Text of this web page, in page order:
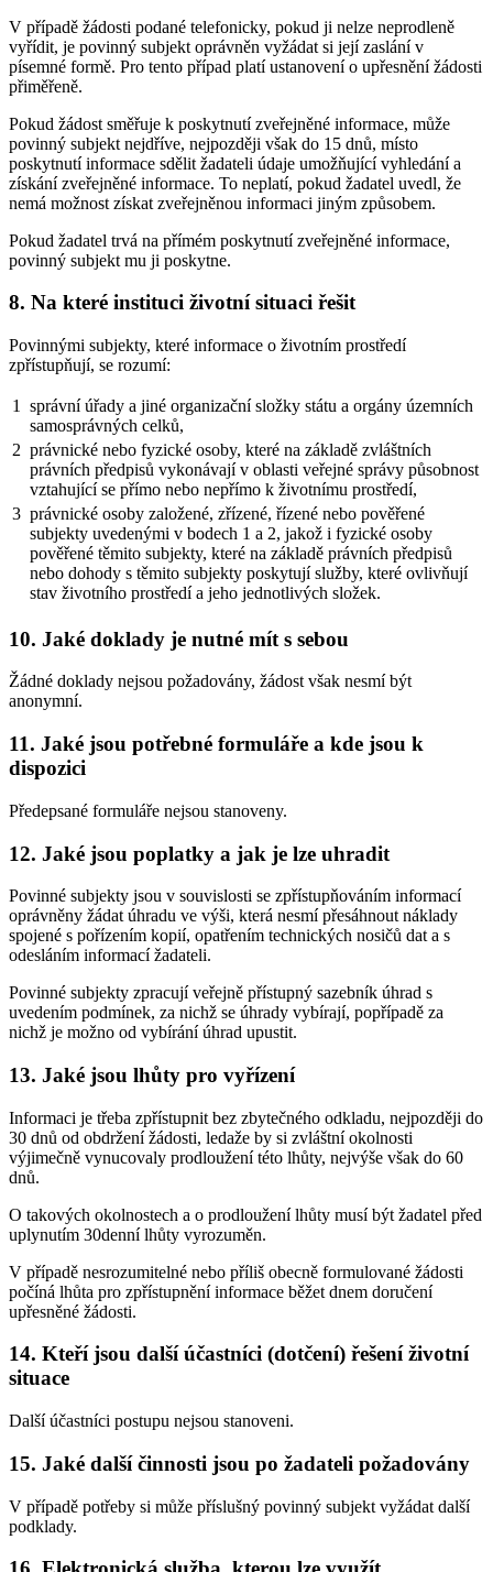
V případě žádosti podané telefonicky, pokud ji nelze neprodleně
vyřídit, je povinný subjekt oprávněn vyžádat si její zaslání v
písemné formě. Pro tento případ platí ustanovení o upřesnění žádosti
přiměřeně.
Pokud žádost směřuje k poskytnutí zveřejněné informace, může
povinný subjekt nejdříve, nejpozději však do 15 dnů, místo
poskytnutí informace sdělit žadateli údaje umožňující vyhledání a
získání zveřejněné informace. To neplatí, pokud žadatel uvedl, že
nemá možnost získat zveřejněnou informaci jiným způsobem.
Pokud žadatel trvá na přímém poskytnutí zveřejněné informace,
povinný subjekt mu ji poskytne.
8. Na které instituci životní situaci řešit
Povinnými subjekty, které informace o životním prostředí
zpřístupňují, se rozumí:
1
správní úřady a jiné organizační složky státu a orgány územních
samosprávných celků,
2 právnické nebo fyzické osoby, které na základě zvláštních
právních předpisů vykonávají v oblasti veřejné správy působnost
vztahující se přímo nebo nepřímo k životnímu prostředí,
3 právnické osoby založené, zřízené, řízené nebo pověřené
subjekty uvedenými v bodech 1 a 2, jakož i fyzické osoby
pověřené těmito subjekty, které na základě právních předpisů
nebo dohody s těmito subjekty poskytují služby, které ovlivňují
stav životního prostředí a jeho jednotlivých složek.
10. Jaké doklady je nutné mít s sebou
Žádné doklady nejsou požadovány, žádost však nesmí být
anonymní.
11. Jaké jsou potřebné formuláře a kde jsou k
dispozici
Předepsané formuláře nejsou stanoveny.
12. Jaké jsou poplatky a jak je lze uhradit
Povinné subjekty jsou v souvislosti se zpřístupňováním informací
oprávněny žádat úhradu ve výši, která nesmí přesáhnout náklady
spojené s pořízením kopií, opatřením technických nosičů dat a s
odesláním informací žadateli.
Povinné subjekty zpracují veřejně přístupný sazebník úhrad s
uvedením podmínek, za nichž se úhrady vybírají, popřípadě za
nichž je možno od vybírání úhrad upustit.
13. Jaké jsou lhůty pro vyřízení
Informaci je třeba zpřístupnit bez zbytečného odkladu, nejpozději do
30 dnů od obdržení žádosti, ledaže by si zvláštní okolnosti
výjimečně vynucovaly prodloužení této lhůty, nejvýše však do 60
dnů.
O takových okolnostech a o prodloužení lhůty musí být žadatel před
uplynutím 30denní lhůty vyrozuměn.
V případě nesrozumitelné nebo příliš obecně formulované žádosti
počíná lhůta pro zpřístupnění informace běžet dnem doručení
upřesněné žádosti.
14. Kteří jsou další účastníci (dotčení) řešení životní
situace
Další účastníci postupu nejsou stanoveni.
15. Jaké další činnosti jsou po žadateli požadovány
V případě potřeby si může příslušný povinný subjekt vyžádat další
podklady.